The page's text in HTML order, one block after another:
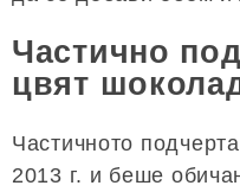
Частично
цвят
Частичното
2013 г. и беше